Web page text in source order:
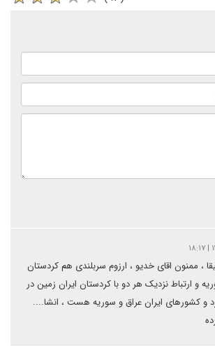
، ممنون اقای خدیو ، ارزوم سربلندی هم کردستان
و ارتباط نزدیک هر دو با کردستان ایران زمین در
و کشورهای ایران عراق و سوریه هست ، انشا....